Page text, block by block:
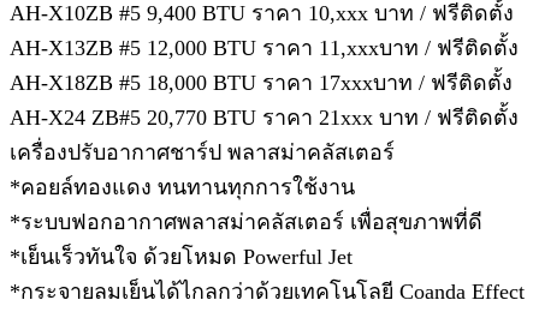
AH-X10ZB #5 9,400 BTU ราคา 10,xxx บาท / ฟรีติดตั้ง
AH-X13ZB #5 12,000 BTU ราคา 11,xxxบาท / ฟรีติดตั้ง
AH-X18ZB #5 18,000 BTU ราคา 17xxxบาท / ฟรีติดตั้ง
AH-X24 ZB#5 20,770 BTU ราคา 21xxx บาท / ฟรีติดตั้ง
เครื่องปรับอากาศชาร์ป พลาสม่าคลัสเตอร์
*คอยล์ทองแดง ทนทานทุกการใช้งาน
*ระบบฟอกอากาศพลาสม่าคลัสเตอร์ เพื่อสุขภาพที่ดี
*เย็นเร็วทันใจ ด้วยโหมด Powerful Jet
*กระจายลมเย็นได้ไกลกว่าด้วยเทคโนโลยี Coanda Effect